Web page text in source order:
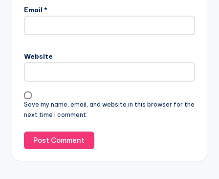
Email *
Website
Save my name, email, and website in this browser for the
next time I comment.